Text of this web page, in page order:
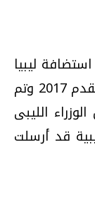
ليبيا
لنهائيات كأس الأمم الأفريقية لكرة القدم 2017 وتم
الليبى
قد أرسلت